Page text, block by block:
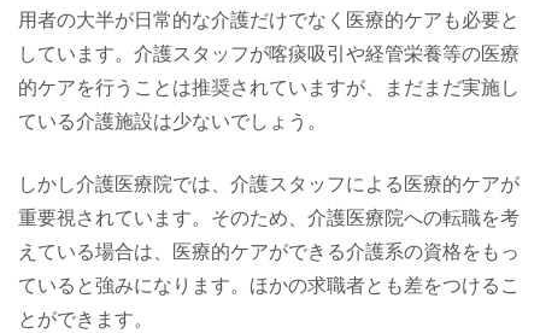
用者の大半が日常的な介護だけでなく医療的ケアも必要と
しています。介護スタッフが喀痰吸引や経管栄養等の医療
的ケアを行うことは推奨されていますが、まだまだ実施し
ている介護施設は少ないでしょう。
しかし介護医療院では、介護スタッフによる医療的ケアが
重要視されています。そのため、介護医療院への転職を考
えている場合は、医療的ケアができる介護系の資格をもっ
ていると強みになります。ほかの求職者とも差をつけるこ
とができます。